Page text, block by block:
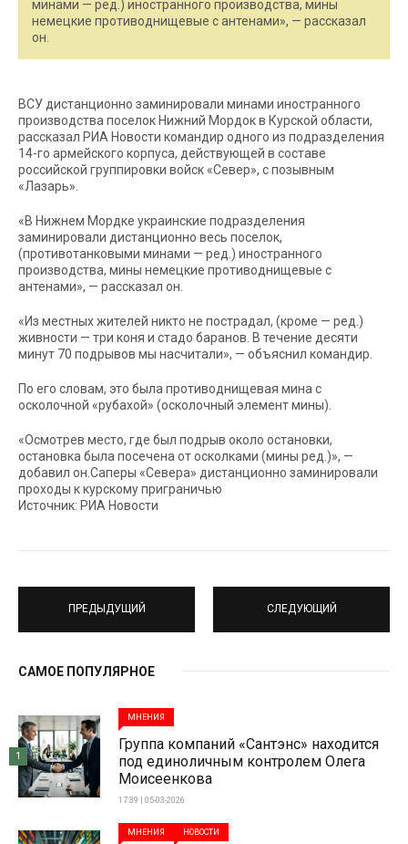
минами — ред.) иностранного производства, мины
немецкие противоднищевые с антенами», — рассказал
он.
ВСУ дистанционно заминировали минами иностранного
производства поселок Нижний Мордок в Курской области,
рассказал РИА Новости командир одного из подразделения
14-го армейского корпуса, действующей в составе
российской группировки войск «Север», с позывным
«Лазарь».
«В Нижнем Мордке украинские подразделения
заминировали дистанционно весь поселок,
(противотанковыми минами — ред.) иностранного
производства, мины немецкие противоднищевые с
антенами», — рассказал он.
«Из местных жителей никто не пострадал, (кроме — ред.)
живности — три коня и стадо баранов. В течение десяти
минут 70 подрывов мы насчитали», — объяснил командир.
По его словам, это была противоднищевая мина с
осколочной «рубахой» (осколочный элемент мины).
«Осмотрев место, где был подрыв около остановки,
остановка была посечена от осколками (мины ред.)», —
добавил он.Саперы «Севера» дистанционно заминировали
проходы к курскому приграничью
Источник: РИА Новости
ПРЕДЫДУЩИЙ СЛЕДУЮЩИЙ
САМОЕ ПОПУЛЯРНОЕ
МНЕНИЯ
Группа компаний «Сантэнс» находится
под единоличным контролем Олега
Моисеенкова
17:39 | 05-03-2026
1
МНЕНИЯ НОВОСТИ